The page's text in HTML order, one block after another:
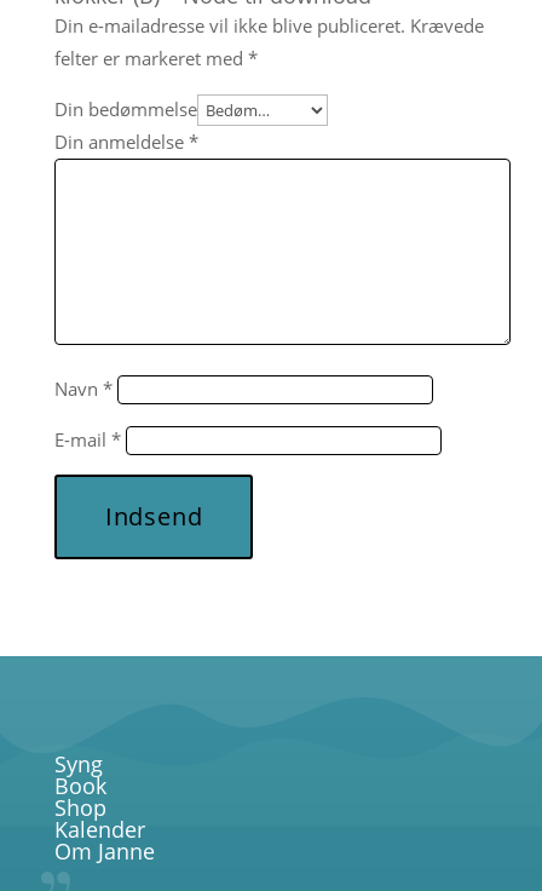
Din e-mailadresse vil ikke blive publiceret. Krævede
felter er markeret med *
Din bedømmelse
Din anmeldelse *
Navn *
E-mail *
Indsend
Syng
Book
Shop
Kalender
Om Janne